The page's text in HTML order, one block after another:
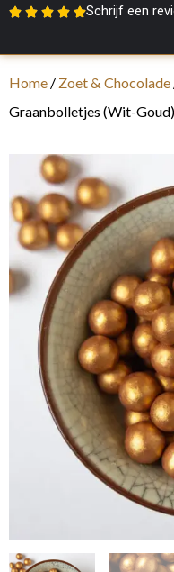
Schrijf een
Home / Zoet & Chocolade
Graanbolletjes (Wit-Goud)